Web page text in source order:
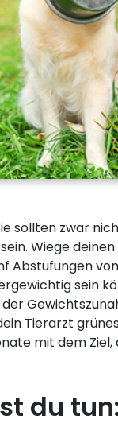
sollten zwar
Wiege
Abstufungen
sein
Tierarzt
mit dem Ziel,
du